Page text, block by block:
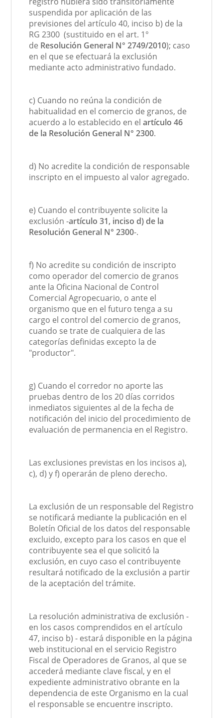
suspendida por aplicación de las
previsiones del artículo 40, inciso b) de la
RG 2300 (sustituido en el art. 1°
de Resolución General N° 2749/2010); caso
en el que se efectuará la exclusión
mediante acto administrativo fundado.
c) Cuando no reúna la condición de
habitualidad en el comercio de granos, de
acuerdo a lo establecido en elartículo 46
de la Resolución General N° 2300.
d) No acredite la condición de responsable
inscripto en el impuesto al valor agregado.
e) Cuando el contribuyente solicite la
exclusión -artículo 31, inciso d) de la
Resolución General N° 2300-.
f) No acredite su condición de inscripto
como operador del comercio de granos
ante la Oficina Nacional de Control
Comercial Agropecuario, o ante el
organismo que en el futuro tenga a su
cargo el control del comercio de granos,
cuando se trate de cualquiera de las
categorías definidas excepto la de
"productor".
g) Cuando el corredor no aporte las
pruebas dentro de los 20 días corridos
inmediatos siguientes al de la fecha de
notificación del inicio del procedimiento de
evaluación de permanencia en el Registro.
Las exclusiones previstas en los incisos a),
c), d) y f) operarán de pleno derecho.
La exclusión de un responsable del Registro
se notificará mediante la publicación en el
Boletín Oficial de los datos del responsable
excluido, excepto para los casos en que el
contribuyente sea el que solicitó la
exclusión, en cuyo caso el contribuyente
resultará notificado de la exclusión a partir
de la aceptación del trámite.
La resolución administrativa de exclusión -
en los casos comprendidos en el artículo
47, inciso b) - estará disponible en la página
web institucional en el servicio Registro
Fiscal de Operadores de Granos, al que se
accederá mediante clave fiscal, y en el
expediente administrativo obrante en la
dependencia de este Organismo en la cual
el responsable se encuentre inscripto.